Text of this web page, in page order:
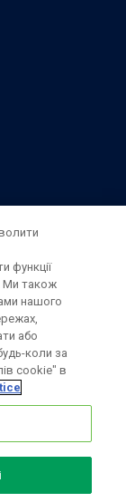
функції
Ми також
нашого
або
коли за
cookie" в